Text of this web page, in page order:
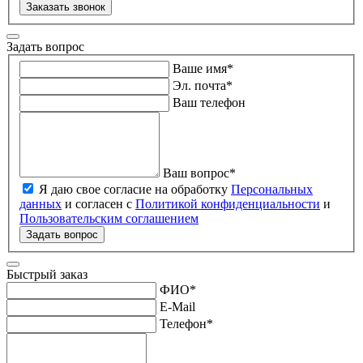
Заказать звонок
Задать вопрос
Ваше имя*
Эл. почта*
Ваш телефон
Ваш вопрос*
Я даю свое согласие на обработку Персональных
данных и согласен с Политикой конфиденциальности и
Пользовательским соглашением
Задать вопрос
Быстрый заказ
ФИО*
E-Mail
Телефон*